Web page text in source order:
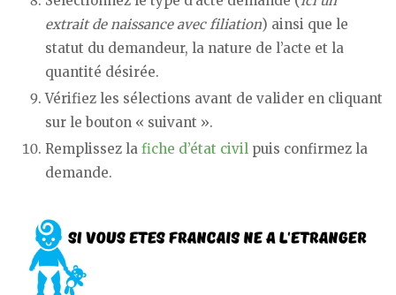
extrait de naissance avec filiation) ainsi que le
statut du demandeur, la nature de l’acte et la
quantité désirée.
Vérifiez les sélections avant de valider en cliquant
sur le bouton « suivant ».
Remplissez la fiche d’état civil puis confirmez la
demande.